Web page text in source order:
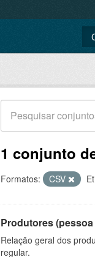
1 conjunto
Formatos: CSV
Produtores
Relação geral dos
regular.